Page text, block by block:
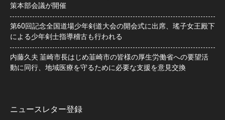
策本部会議が開催
第60回記念全国道場少年剣道大会の開会式に出席、瑤子女王殿下
による少年剣士指導稽古も行われる
内藤久夫 韮崎市長はじめ韮崎市の皆様の厚生労働省への要望活
動に同行、地域医療を守るために必要な支援を意見交換
ニュースレター登録